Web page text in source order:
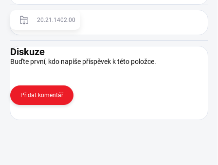
20.21.1402.00
Diskuze
Buďte první, kdo napíše příspěvek k této položce.
Přidat komentář